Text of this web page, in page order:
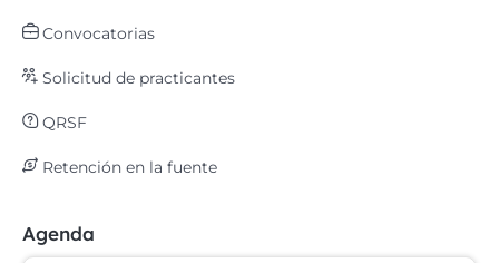
Convocatorias
Solicitud de practicantes
QRSF
Retención en la fuente
Agenda